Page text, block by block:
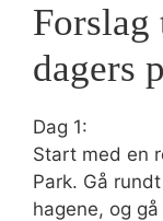
dagers
Dag 1:
Start med en
Park. Gå
hagene, og